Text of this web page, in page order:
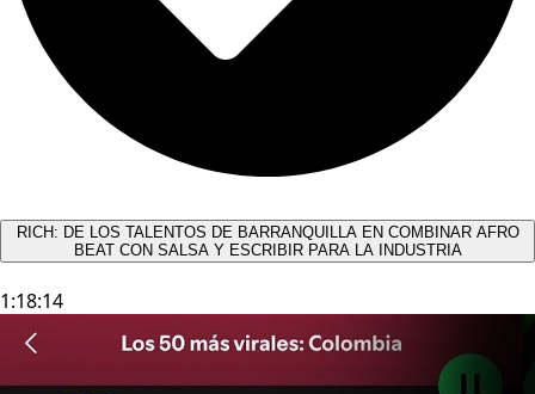
RICH: DE LOS TALENTOS DE BARRANQUILLA EN COMBINAR AFRO
BEAT CON SALSA Y ESCRIBIR PARA LA INDUSTRIA
1:18:14